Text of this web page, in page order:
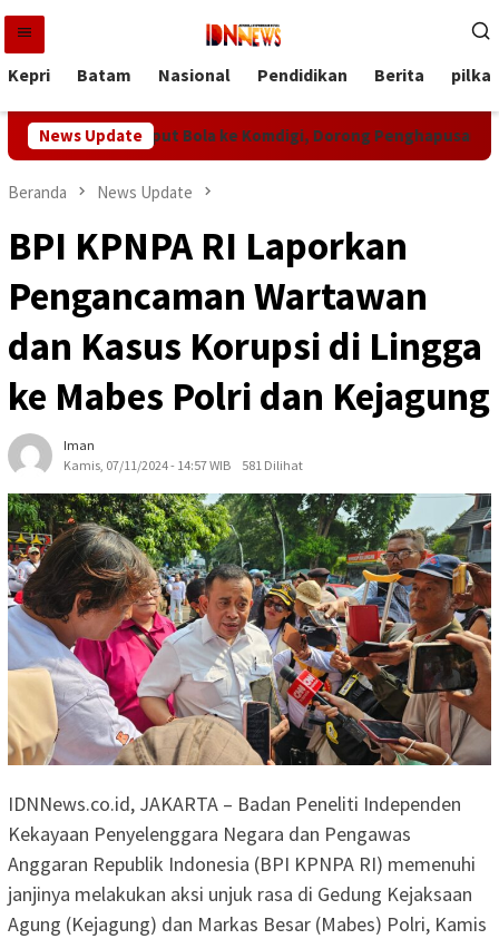
Loncat
konten
Kepri Batam Nasional Pendidikan Berita
News Update
Jemput Bola ke Komdigi, Dorong Penghapusan Blankspot
Beranda News Update
BPI KPNPA RI Laporkan
Pengancaman Wartawan
dan Kasus Korupsi di Lingga
ke Mabes Polri dan Kejagung
Iman
Kamis, 07/11/2024 - 14:57 WIB
581 Dilihat
IDNNews.co.id, JAKARTA – Badan Peneliti Independen
Kekayaan Penyelenggara Negara dan Pengawas
Anggaran Republik Indonesia (BPI KPNPA RI) memenuhi
janjinya melakukan aksi unjuk rasa di Gedung Kejaksaan
Agung (Kejagung) dan Markas Besar (Mabes) Polri, Kamis